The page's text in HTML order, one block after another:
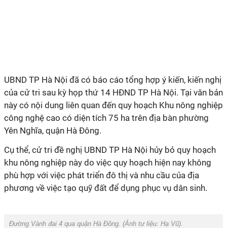
UBND TP Hà Nội đã có báo cáo tổng hợp ý kiến, kiến nghị
của cử tri sau kỳ họp thứ 14 HĐND TP Hà Nội. Tại văn bản
này có nội dung liên quan đến quy hoạch Khu nông nghiệp
công nghệ cao có diện tích 75 ha trên địa bàn phường
Yên Nghĩa, quận Hà Đông.
Cụ thể, cử tri đề nghị UBND TP Hà Nội hủy bỏ quy hoạch
khu nông nghiệp này do việc quy hoạch hiện nay không
phù hợp với việc phát triển đô thị và nhu cầu của địa
phương về việc tạo quỹ đất để dụng phục vụ dân sinh.
Đường Vành đai 4 qua quận Hà Đông. (Ảnh tư liệu: Hạ Vũ).